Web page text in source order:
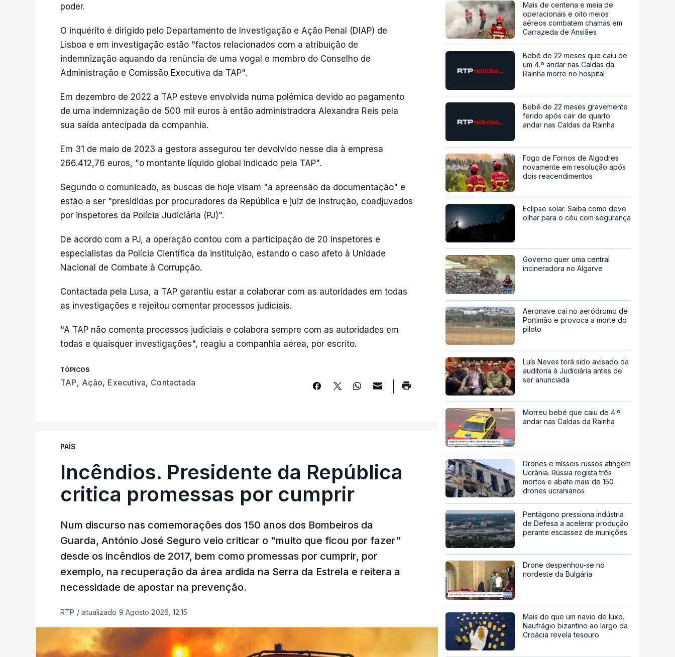
poder.
O inquérito é dirigido pelo Departamento de Investigação e Ação Penal (DIAP) de
Lisboa e em investigação estão "factos relacionados com a atribuição de
indemnização aquando da renúncia de uma vogal e membro do Conselho de
Administração e Comissão Executiva da TAP".
Em dezembro de 2022 a TAP esteve envolvida numa polémica devido ao pagamento
de uma indemnização de 500 mil euros à então administradora Alexandra Reis pela
sua saída antecipada da companhia.
Em 31 de maio de 2023 a gestora assegurou ter devolvido nesse dia à empresa
266.412,76 euros, "o montante líquido global indicado pela TAP".
Segundo o comunicado, as buscas de hoje visam "a apreensão da documentação" e
estão a ser "presididas por procuradores da República e juiz de instrução, coadjuvados
por inspetores da Polícia Judiciária (PJ)".
De acordo com a PJ, a operação contou com a participação de 20 inspetores e
especialistas da Polícia Científica da instituição, estando o caso afeto à Unidade
Nacional de Combate à Corrupção.
Contactada pela Lusa, a TAP garantiu estar a colaborar com as autoridades em todas
as investigações e rejeitou comentar processos judiciais.
"A TAP não comenta processos judiciais e colabora sempre com as autoridades em
todas e quaisquer investigações", reagiu a companhia aérea, por escrito.
TÓPICOS
TAP, Ação, Executiva, Contactada
PAÍS
Incêndios. Presidente da República
critica promessas por cumprir
Num discurso nas comemorações dos 150 anos dos Bombeiros da
Guarda, António José Seguro veio criticar o "muito que ficou por fazer"
desde os incêndios de 2017, bem como promessas por cumprir, por
exemplo, na recuperação da área ardida na Serra da Estrela e reitera a
necessidade de apostar na prevenção.
RTP / atualizado 9 Agosto 2026, 12:15
Mais de centena e meia de
operacionais e oito meios
aéreos combatem chamas em
Carrazeda de Ansiães
Bebé de 22 meses que caiu de
um 4.º andar nas Caldas da
Rainha morre no hospital
Bebé de 22 meses gravemente
ferido após cair de quarto
andar nas Caldas da Rainha
Fogo de Fornos de Algodres
novamente em resolução após
dois reacendimentos
Eclipse solar. Saiba como deve
olhar para o céu com segurança
Governo quer uma central
incineradora no Algarve
Aeronave cai no aeródromo de
Portimão e provoca a morte do
piloto
Luís Neves terá sido avisado da
auditoria à Judiciária antes de
ser anunciada
Morreu bebé que caiu de 4.º
andar nas Caldas da Rainha
Drones e mísseis russos atingem
Ucrânia. Rússia regista três
mortos e abate mais de 150
drones ucranianos
Pentágono pressiona indústria
de Defesa a acelerar produção
perante escassez de munições
Drone despenhou-se no
nordeste da Bulgária
Mais do que um navio de luxo.
Naufrágio bizantino ao largo da
Croácia revela tesouro